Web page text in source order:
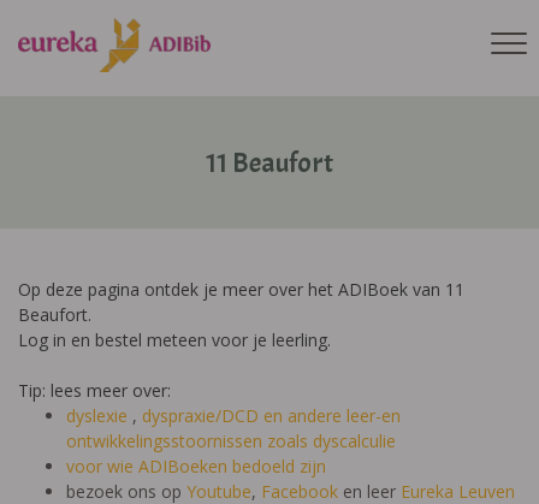
11 Beaufort
Op deze pagina ontdek je meer over het ADIBoek van 11
Beaufort.
Log in en bestel meteen voor je leerling.
Tip: lees meer over:
dyslexie , dyspraxie/DCD en andere leer-en
ontwikkelingsstoornissen zoals dyscalculie
voor wie ADIBoeken bedoeld zijn
bezoek ons op Youtube, Facebook en leer Eureka Leuven